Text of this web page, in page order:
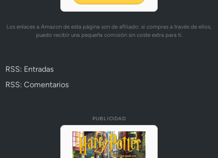
Los enlaces a Amazon de esta página son de afiliado: si compras a través de ellos,
puedo recibir una pequeña comisión sin coste extra para ti.
RSS: Entradas
RSS: Comentarios
PUBLICIDAD